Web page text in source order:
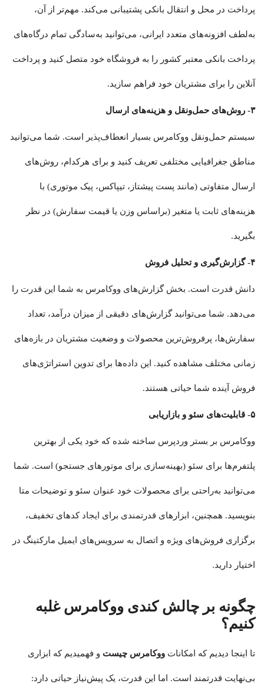
پرداخت در محل و انتقال بانکی پشتیبانی می‌کند. مهم‌تر از آن،
به‌لطف افزونه‌های متعدد ایرانی، می‌توانید به‌سادگی تمام درگاه‌های
پرداخت بانکی معتبر کشور را به فروشگاه خود متصل کنید و پرداخت
آنلاین را برای مشتریان خود فراهم سازید.
۳- روش‌های حمل‌ونقل و هزینه‌های ارسال
سیستم حمل‌ونقل ووکامرس بسیار انعطاف‌پذیر است. شما می‌توانید
مناطق جغرافیایی مختلفی تعریف کنید و برای هرکدام، روش‌های
ارسال متفاوتی (مانند پست پیشتاز، تیپاکس، پیک موتوری) با
هزینه‌های ثابت یا متغیر (براساس وزن یا قیمت سفارش) در نظر
بگیرید.
۴- گزارش‌گیری و تحلیل فروش
دانش قدرت است. بخش گزارش‌های ووکامرس به شما این قدرت را
می‌دهد. شما می‌توانید گزارش‌های دقیقی از میزان درآمد، تعداد
سفارش‌ها، پرفروش‌ترین محصولات و وضعیت مشتریان در بازه‌های
زمانی مختلف مشاهده کنید. این داده‌ها برای تدوین استراتژی‌های
فروش آینده شما حیاتی هستند.
۵- قابلیت‌های سئو و بازاریابی
ووکامرس بر بستر وردپرس ساخته شده که خود یکی از بهترین
پلتفرم‌ها برای سئو (بهینه‌سازی برای موتورهای جستجو) است. شما
می‌توانید به‌راحتی برای محصولات خود عنوان سئو و توضیحات متا
بنویسید. همچنین، ابزارهای قدرتمندی برای ایجاد کدهای تخفیف،
برگزاری فروش‌های ویژه و اتصال به سرویس‌های ایمیل مارکتینگ در
اختیار دارید.
چگونه بر چالش کندی ووکامرس غلبه
کنیم؟
تا اینجا دیدیم که امکانات ووکامرس چیست و فهمیدیم که ابزاری
بی‌نهایت قدرتمند است. اما این قدرت، یک پیش‌نیاز حیاتی دارد: